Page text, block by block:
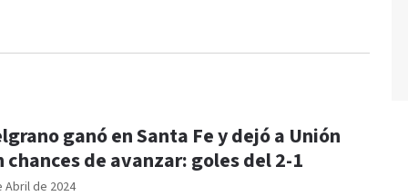
Abril de 2024
ganó en Santa Fe y dejó a Unión
chances de avanzar: goles del 2-1